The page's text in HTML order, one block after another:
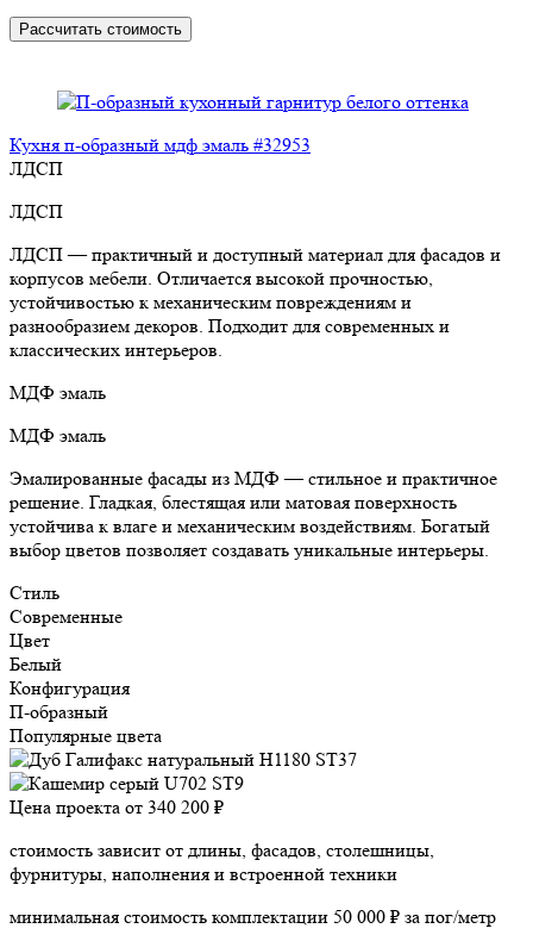
Рассчитать стоимость
Кухня п-образный мдф эмаль #32953
ЛДСП
ЛДСП
ЛДСП — практичный и доступный материал для фасадов и
корпусов мебели. Отличается высокой прочностью,
устойчивостью к механическим повреждениям и
разнообразием декоров. Подходит для современных и
классических интерьеров.
МДФ эмаль
МДФ эмаль
Эмалированные фасады из МДФ — стильное и практичное
решение. Гладкая, блестящая или матовая поверхность
устойчива к влаге и механическим воздействиям. Богатый
выбор цветов позволяет создавать уникальные интерьеры.
Стиль
Современные
Цвет
Белый
Конфигурация
П-образный
Популярные цвета
Цена проекта от 340 200 ₽
стоимость зависит от длины, фасадов, столешницы,
фурнитуры, наполнения и встроенной техники
минимальная стоимость комплектации 50 000 ₽ за пог/метр